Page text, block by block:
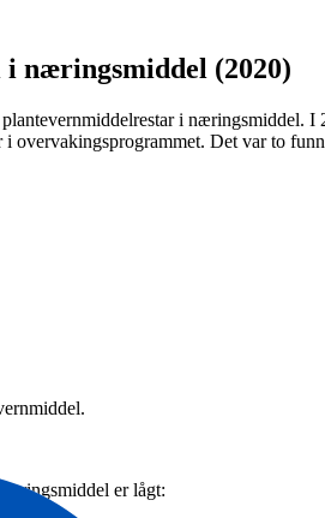
næringsmiddel (2020)
i næringsmiddel. I
overvakingsprogrammet. Det var to
er lågt: